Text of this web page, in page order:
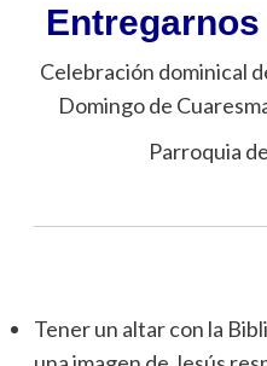
Celebración dominical
Domingo de
Parroquia
Tener un altar con la